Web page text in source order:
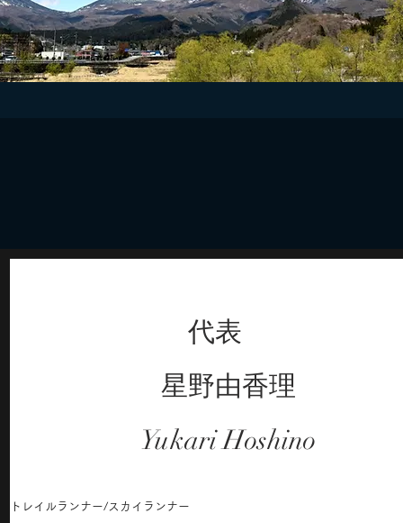
代表
星野由香理
Yukari Hoshino
トレイルランナー/スカイランナー